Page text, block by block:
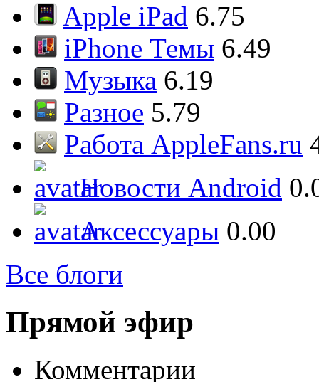
Apple iPad 6.75
iPhone Темы 6.49
Музыка 6.19
Разное 5.79
Работа AppleFans.ru
Новости Android
Аксессуары 0.00
Все блоги
Прямой эфир
Комментарии